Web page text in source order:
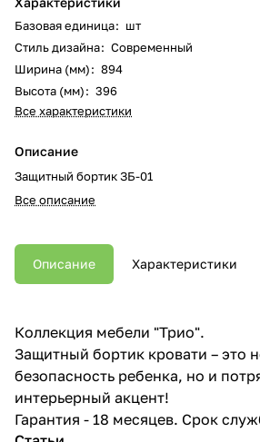
Базовая единица: шт
Стиль дизайна: Современный
Ширина (мм): 894
Высота (мм): 396
Все характеристики
Описание
Защитный бортик ЗБ-01
Все описание
Описание Характеристики
Коллекция мебели "Трио".
Защитный бортик кровати – это
безопасность ребенка, но и
интерьерный акцент!
Гарантия - 18 месяцев. Срок